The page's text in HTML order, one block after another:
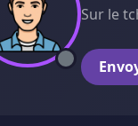
Sur le